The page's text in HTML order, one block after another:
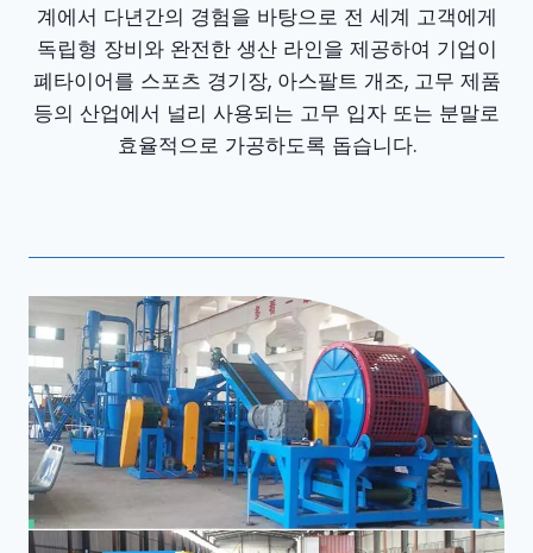
계에서 다년간의 경험을 바탕으로 전 세계 고객에게
독립형 장비와 완전한 생산 라인을 제공하여 기업이
폐타이어를 스포츠 경기장, 아스팔트 개조, 고무 제품
등의 산업에서 널리 사용되는 고무 입자 또는 분말로
효율적으로 가공하도록 돕습니다.